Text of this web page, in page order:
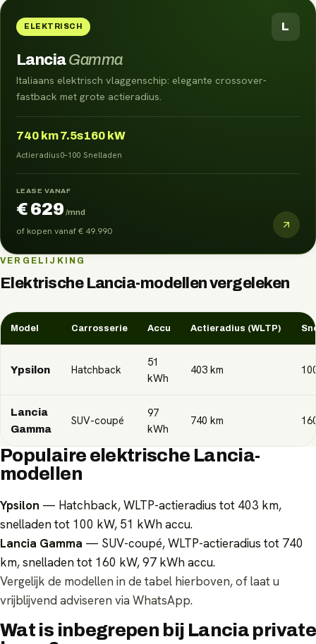
ELEKTRISCH L
LanciaGamma
Italiaans elektrisch vlaggenschip: elegante crossover-
fastback met grote actieradius.
740 km
Actieradius
7.5s
0–100
160 kW
Snelladen
LEASE VANAF
€ 629 /mnd
of kopen vanaf€ 49.990
VERGELIJKING
Elektrische Lancia-modellen vergeleken
Model Carrosserie Accu Actieradius (WLTP)
Ypsilon Hatchback
51
kWh
403 km
Lancia
Gamma
SUV-coupé
97
kWh
740 km
Populaire elektrische Lancia-
modellen
Ypsilon — Hatchback, WLTP-actieradius tot 403 km,
snelladen tot 100 kW, 51 kWh accu.
Lancia Gamma — SUV-coupé, WLTP-actieradius tot 740
km, snelladen tot 160 kW, 97 kWh accu.
Vergelijk de modellen in de tabel hierboven, of laat u
vrijblijvend adviseren via WhatsApp.
Wat is inbegrepen bij Lancia private